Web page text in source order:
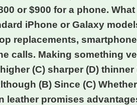
or $900 for a phone.
iPhone or Galaxy
replacements,
calls. Making something
(C) sharper (D) thinner
(B) Since (C)
leather promises